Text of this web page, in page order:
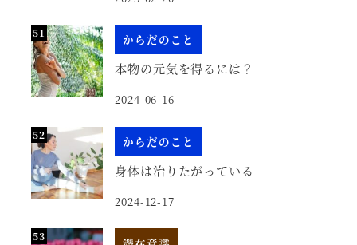
からだのこと
本物の元気を得るには？
2024-06-16
からだのこと
身体は治りたがっている
2024-12-17